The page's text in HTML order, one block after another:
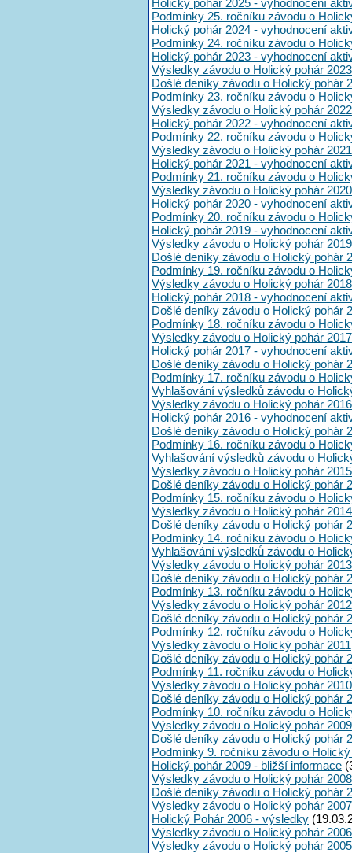
Holický pohár 2025 - vyhodnocení
Podmínky 25. ročníku závodu o
Holický pohár 2024 - vyhodnocení
Podmínky 24. ročníku závodu o
Holický pohár 2023 - vyhodnocení
Výsledky závodu o Holický pohár 2023
Došlé deníky závodu o Holický pohár
Podmínky 23. ročníku závodu o
Výsledky závodu o Holický pohár 2022
Holický pohár 2022 - vyhodnocení
Podmínky 22. ročníku závodu o
Výsledky závodu o Holický pohár 2021
Holický pohár 2021 - vyhodnocení
Podmínky 21. ročníku závodu o
Výsledky závodu o Holický pohár 2020
Holický pohár 2020 - vyhodnocení
Podmínky 20. ročníku závodu o
Holický pohár 2019 - vyhodnocení
Výsledky závodu o Holický pohár 2019
Došlé deníky závodu o Holický pohár
Podmínky 19. ročníku závodu o
Výsledky závodu o Holický pohár 2018
Holický pohár 2018 - vyhodnocení
Došlé deníky závodu o Holický pohár
Podmínky 18. ročníku závodu o
Výsledky závodu o Holický pohár 2017
Holický pohár 2017 - vyhodnocení
Došlé deníky závodu o Holický pohár
Podmínky 17. ročníku závodu o
Vyhlašování výsledků závodu o
Výsledky závodu o Holický pohár 2016
Holický pohár 2016 - vyhodnocení
Došlé deníky závodu o Holický pohár
Podmínky 16. ročníku závodu o
Vyhlašování výsledků závodu o
Výsledky závodu o Holický pohár 2015
Došlé deníky závodu o Holický pohár
Podmínky 15. ročníku závodu o
Výsledky závodu o Holický pohár 2014
Došlé deníky závodu o Holický pohár
Podmínky 14. ročníku závodu o
Vyhlašování výsledků závodu o
Výsledky závodu o Holický pohár 2013
Došlé deníky závodu o Holický pohár
Podmínky 13. ročníku závodu o
Výsledky závodu o Holický pohár 2012
Došlé deníky závodu o Holický pohár
Podmínky 12. ročníku závodu o
Výsledky závodu o Holický pohár 2011
Došlé deníky závodu o Holický pohár
Podmínky 11. ročníku závodu o
Výsledky závodu o Holický pohár 2010
Došlé deníky závodu o Holický pohár
Podmínky 10. ročníku závodu o
Výsledky závodu o Holický pohár 2009
Došlé deníky závodu o Holický pohár
Podmínky 9. ročníku závodu o
Holický pohár 2009 - bližší informace
Výsledky závodu o Holický pohár 2008
Došlé deníky závodu o Holický pohár
Výsledky závodu o Holický pohár 2007
Holický Pohár 2006 - výsledky
Výsledky závodu o Holický pohár 2006
Výsledky závodu o Holický pohár 2005